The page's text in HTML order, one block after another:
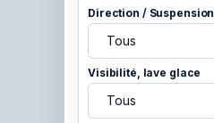
Direction / Suspension
Visibilité, lave glace